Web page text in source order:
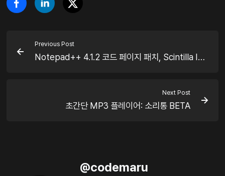
Previous Post
Notepad++ 4.1.2 코드 페이지 패치, Scintilla IME 패치
Next Post
초간단 MP3 플레이어: 소리통 BETA
@codemaru